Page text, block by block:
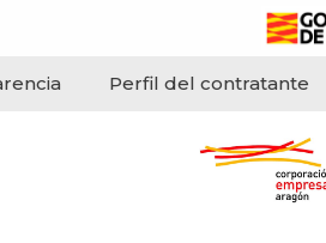
Perfil del contratante